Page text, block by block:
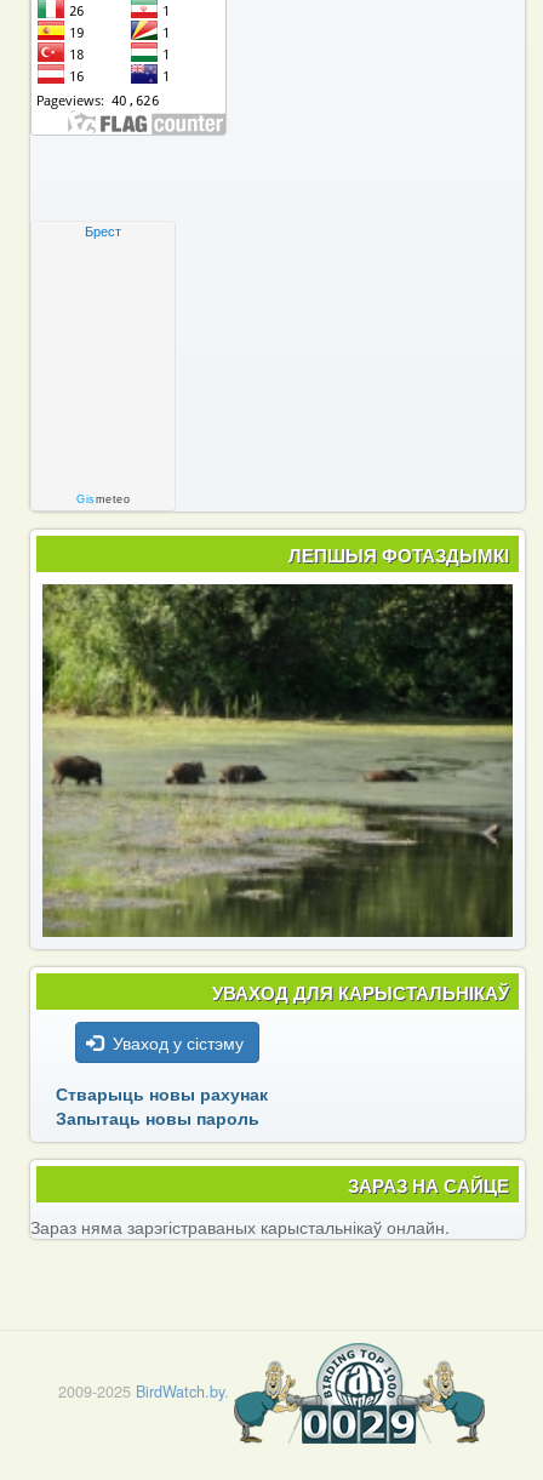
Брест
Gismeteo
ЛЕПШЫЯ ФОТАЗДЫМКІ
УВАХОД ДЛЯ КАРЫСТАЛЬНІКАЎ
Уваход у сістэму
Стварыць новы рахунак
Запытаць новы пароль
ЗАРАЗ НА САЙЦЕ
Зараз няма зарэгістраваных карыстальнікаў онлайн.
2009-2025 BirdWatch.by.